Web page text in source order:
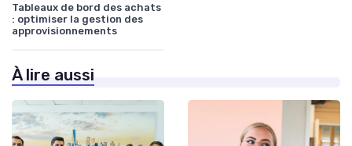
Tableaux de bord des achats
: optimiser la gestion des
approvisionnements
À lire aussi